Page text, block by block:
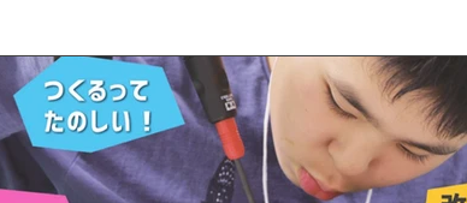
者訓練 ※募集終了した職業訓練 公共職業訓練